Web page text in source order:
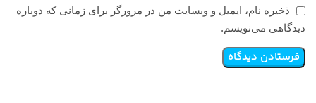
ذخیره نام، ایمیل و وبسایت من در مرورگر برای زمانی که دوباره
دیدگاهی می‌نویسم.